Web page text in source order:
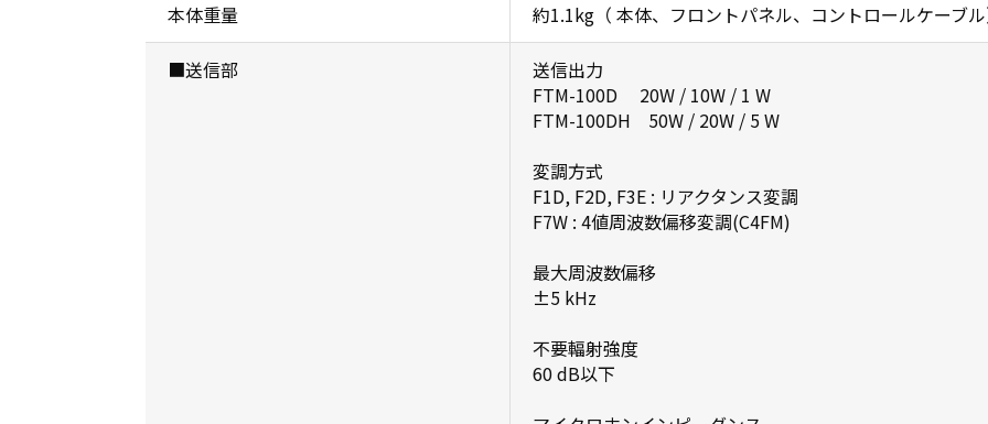
本体重量 約1.1kg（ 本体、フロントパネル、コントロールケーブ
■送信部
送信出力
FTM-100D 20W / 10W / 1 W
FTM-100DH 50W / 20W / 5 W
変調方式
F1D, F2D, F3E : リアクタンス変調
F7W : 4値周波数偏移変調(C4FM)
最大周波数偏移
±5 kHz
不要輻射強度
60 dB以下